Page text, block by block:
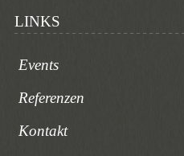
LINKS
Events
Referenzen
Kontakt